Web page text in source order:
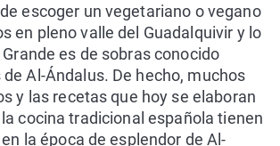
escoger un vegetariano o vegano
en pleno valle del Guadalquivir y lo
es de sobras conocido
Al-Ándalus. De hecho, muchos
y las recetas que hoy se elaboran
cocina tradicional española tienen
la época de esplendor de Al-